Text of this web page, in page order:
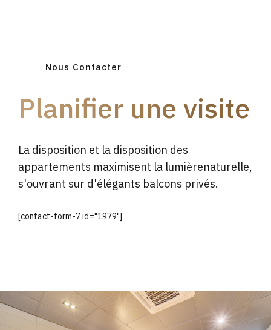
Nous Contacter
Planifier une visite
La disposition et la disposition des
appartements maximisent la lumièrenaturelle,
s'ouvrant sur d'élégants balcons privés.
[contact-form-7 id="1979"]